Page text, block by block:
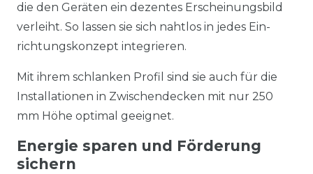
die den Geräten ein dezentes Erscheinungsbild
verleiht. So lassen sie sich nahtlos in jedes Ein-
richtungskonzept integrieren.
Mit ihrem schlanken Profil sind sie auch für die
Installationen in Zwischendecken mit nur 250
mm Höhe optimal geeignet.
Energie sparen und Förderung
sichern